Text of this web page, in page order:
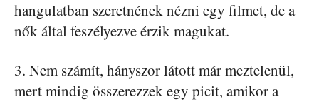
hangulatban szeretnének nézni egy filmet, de a
nők által feszélyezve érzik magukat.
3. Nem számít, hányszor látott már meztelenül,
mert mindig összerezzek egy picit, amikor a